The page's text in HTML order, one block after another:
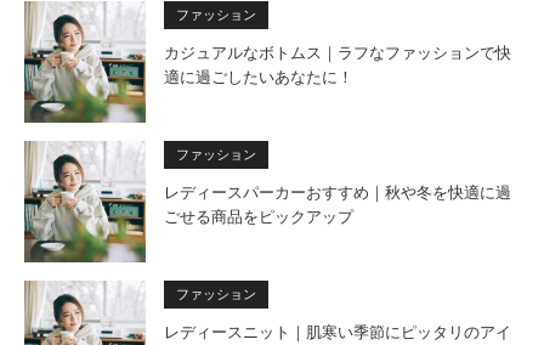
ファッション
カジュアルなボトムス｜ラフなファッションで快
適に過ごしたいあなたに！
ファッション
レディースパーカーおすすめ｜秋や冬を快適に過
ごせる商品をピックアップ
ファッション
レディースニット｜肌寒い季節にピッタリのアイ